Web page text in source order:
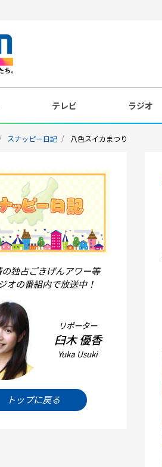
テレビ ラジオ
スナッピー日記 八色スイカまつり
独占ごきげんアワー等
オの番組内で放送中！
リポーター
臼木 優香
Yuka Usuki
トップに戻る